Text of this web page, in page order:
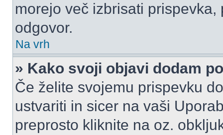
morejo več izbrisati
odgovor.
Na vrh
» Kako svoji objavi dodam
Če želite svojemu prispevku
ustvariti in sicer na vaši
preprosto kliknite na oz.